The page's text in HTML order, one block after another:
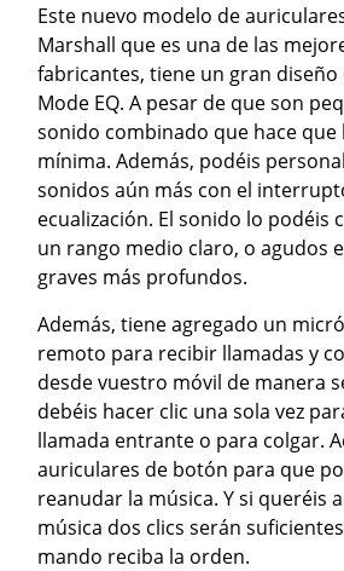
Este nuevo modelo de
Marshall que es una de las
fabricantes, tiene un gran
Mode EQ. A pesar de que son
sonido combinado que hace que
mínima. Además, podéis
sonidos aún más con el
ecualización. El sonido lo podéis
un rango medio claro, o agudos
graves más profundos.
Además, tiene agregado un
remoto para recibir llamadas y
desde vuestro móvil de manera
debéis hacer clic una sola vez
llamada entrante o para colgar.
auriculares de botón para que
reanudar la música. Y si queréis
música dos clics serán
mando reciba la orden.